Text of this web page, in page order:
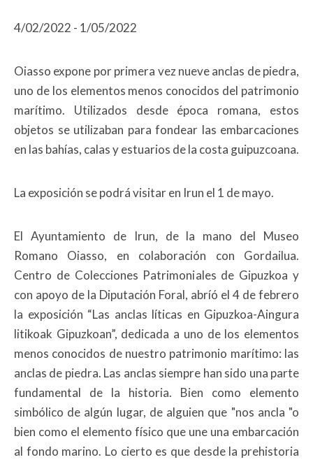
4/02/2022 - 1/05/2022
Oiasso expone por primera vez nueve anclas de piedra,
uno de los elementos menos conocidos del patrimonio
marítimo. Utilizados desde época romana, estos
objetos se utilizaban para fondear las embarcaciones
en las bahías, calas y estuarios de la costa guipuzcoana.
La exposición se podrá visitar en Irun el 1 de mayo.
El Ayuntamiento de Irun, de la mano del Museo
Romano Oiasso, en colaboración con Gordailua.
Centro de Colecciones Patrimoniales de Gipuzkoa y
con apoyo de la Diputación Foral, abríó el 4 de febrero
la exposición “Las anclas líticas en Gipuzkoa-Aingura
litikoak Gipuzkoan”, dedicada a uno de los elementos
menos conocidos de nuestro patrimonio marítimo: las
anclas de piedra. Las anclas siempre han sido una parte
fundamental de la historia. Bien como elemento
simbólico de algún lugar, de alguien que "nos ancla "o
bien como el elemento físico que une una embarcación
al fondo marino. Lo cierto es que desde la prehistoria